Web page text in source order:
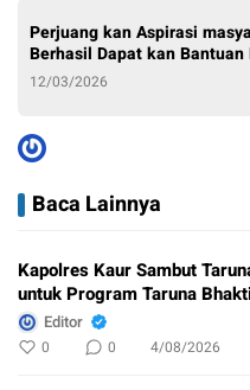
Perjuang kan Aspirasi
Berhasil Dapat kan Bantuan
12/03/2026
Baca Lainnya
Kapolres Kaur Sambut
untuk Program Taruna
Editor
0 0 4/08/2026